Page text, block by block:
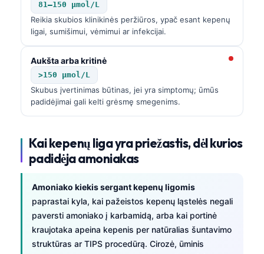
81–150 µmol/L
Reikia skubios klinikinės peržiūros, ypač esant kepenų
ligai, sumišimui, vėmimui ar infekcijai.
Aukšta arba kritinė
>150 µmol/L
Skubus įvertinimas būtinas, jei yra simptomų; ūmūs
padidėjimai gali kelti grėsmę smegenims.
Kai kepenų liga yra priežastis, dėl kurios
padidėja amoniakas
Amoniako kiekis sergant kepenų ligomis
paprastai kyla, kai pažeistos kepenų ląstelės negali
paversti amoniako į karbamidą, arba kai portinė
kraujotaka apeina kepenis per natūralias šuntavimo
struktūras ar TIPS procedūrą. Cirozė, ūminis